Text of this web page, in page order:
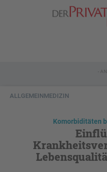
-
ALLGEMEINMEDIZIN
Komorbiditäten